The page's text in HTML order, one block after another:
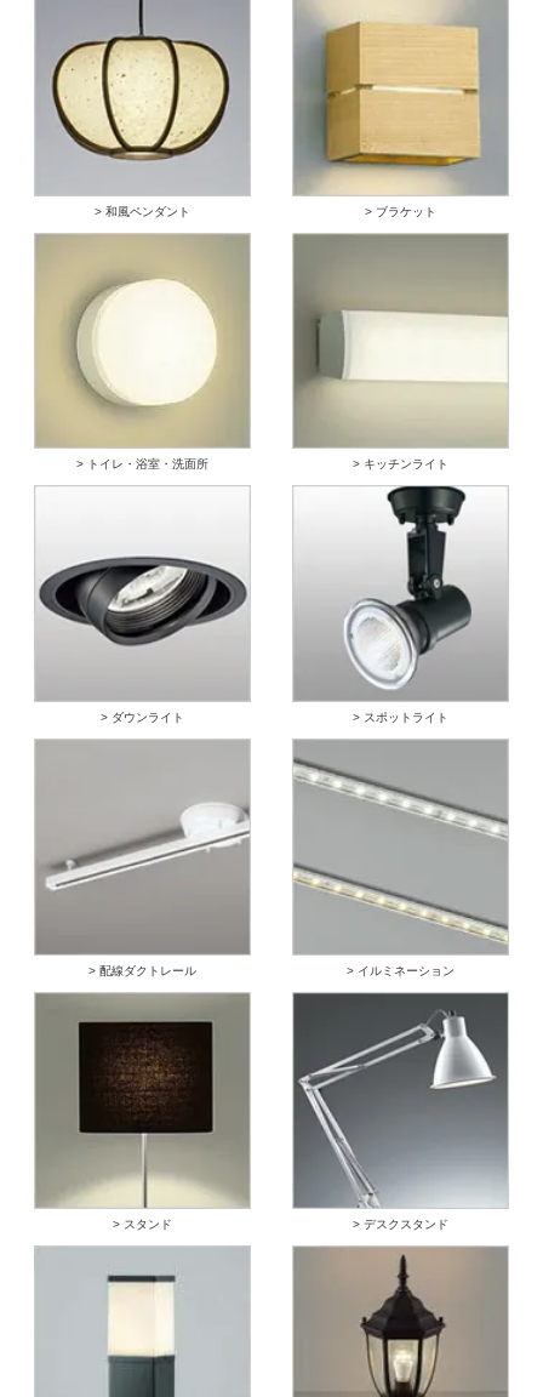
> 和風ペンダント > ブラケット
> トイレ・浴室・洗面所 > キッチンライト
> ダウンライト > スポットライト
> 配線ダクトレール > イルミネーション
> スタンド > デスクスタンド